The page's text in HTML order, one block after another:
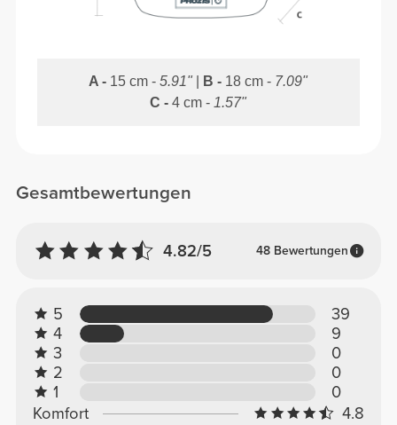
Gesamtbewertungen
4.82/5 48 Bewertungen
5
39
4
9
3
0
2
0
1
0
Komfort
4.8
A - 15 cm -5.91" B - 18 cm - 7.09"
C -4 cm - 1.57"